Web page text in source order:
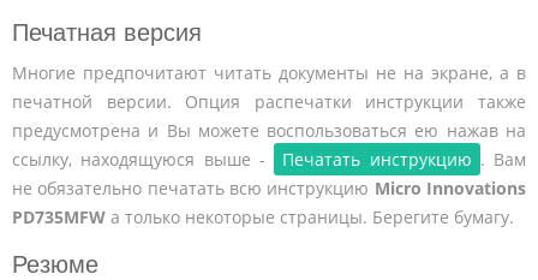
Печатная версия
Многие предпочитают читать документы не на экране, а в
печатной версии. Опция распечатки инструкции также
предусмотрена и Вы можете воспользоваться ею нажав на
ссылку, находящуюся выше -
Печатать инструкцию . Вам
не обязательно печатать всю инструкцию Micro Innovations
PD735MFW а только некоторые страницы. Берегите бумагу.
Резюме